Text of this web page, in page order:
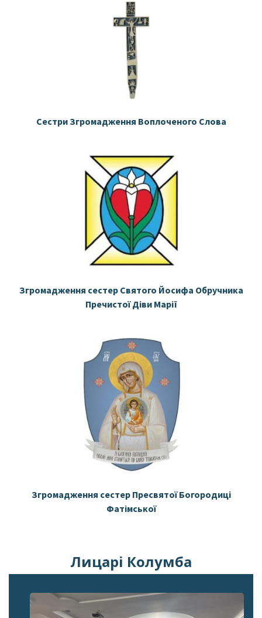
Сестри Згромадження Воплоченого Слова
Згромадження сестер Святого Йосифа Обручника
Пречистої Діви Марії
Згромадження сестер Пресвятої Богородиці
Фатімської
Лицарі Колумба